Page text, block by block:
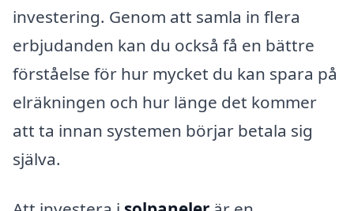
investering. Genom att samla in flera
erbjudanden kan du också få en bättre
förståelse för hur mycket du kan spara på
elräkningen och hur länge det kommer
att ta innan systemen börjar betala sig
själva.